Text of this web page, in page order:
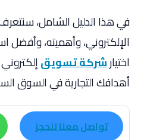
في هذا الدليل الشامل،
الإلكتروني، وأهميته، وأفضل
اختيارشركة تسويق
أهدافك التجارية في السوق
تواصل معنا للحجز